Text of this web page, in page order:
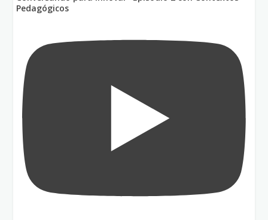
Pedagógicos